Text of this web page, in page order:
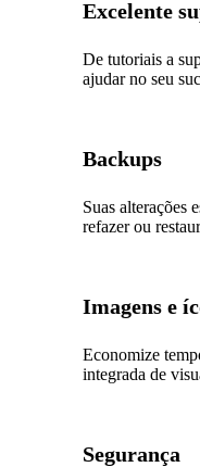
Excelente
De tutoriais a
ajudar no seu
Backups
Suas alterações
refazer ou
Imagens e
Economize
integrada de
Segurança